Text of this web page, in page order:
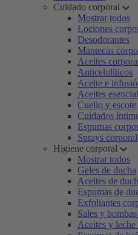
Cuidado corporal
Mostrar todos
Lociones
Desodorantes
Mantecas
Aceites
Anticelulíticos
Aceite e
Aceites
Cuello y escote
Cuidados
Espumas
Sprays
Higiene corporal
Mostrar todos
Geles de ducha
Aceites de
Espumas de
Exfoliantes
Sales y
Aceites y leche